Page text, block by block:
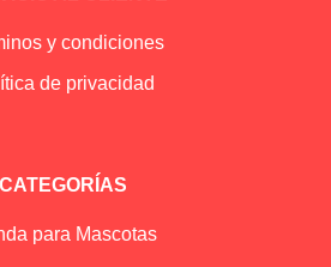
y condiciones
de privacidad
CATEGORÍAS
para Mascotas